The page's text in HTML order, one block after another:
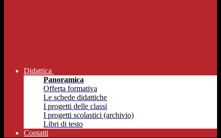
Didattica
Panoramica
Offerta formativa
Le schede didattiche
I progetti delle classi
I progetti scolastici (archivio)
Libri di testo
Contatti